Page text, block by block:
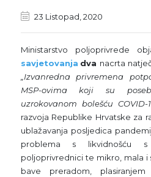
23 Listopad, 2020
Ministarstvo poljoprivrede
savjetovanja dva nacrta
„Izvanredna privremena
MSP-ovima koji su
uzrokovanom bolešću COVID-
razvoja Republike Hrvatske za
ublažavanja posljedica
problema s likvidnošću
poljoprivrednici te mikro, mala i
bave preradom,